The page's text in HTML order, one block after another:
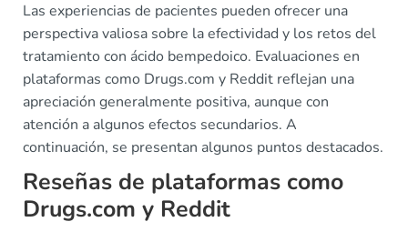
Las experiencias de pacientes pueden ofrecer una
perspectiva valiosa sobre la efectividad y los retos del
tratamiento con ácido bempedoico. Evaluaciones en
plataformas como Drugs.com y Reddit reflejan una
apreciación generalmente positiva, aunque con
atención a algunos efectos secundarios. A
continuación, se presentan algunos puntos destacados.
Reseñas de plataformas como
Drugs.com y Reddit